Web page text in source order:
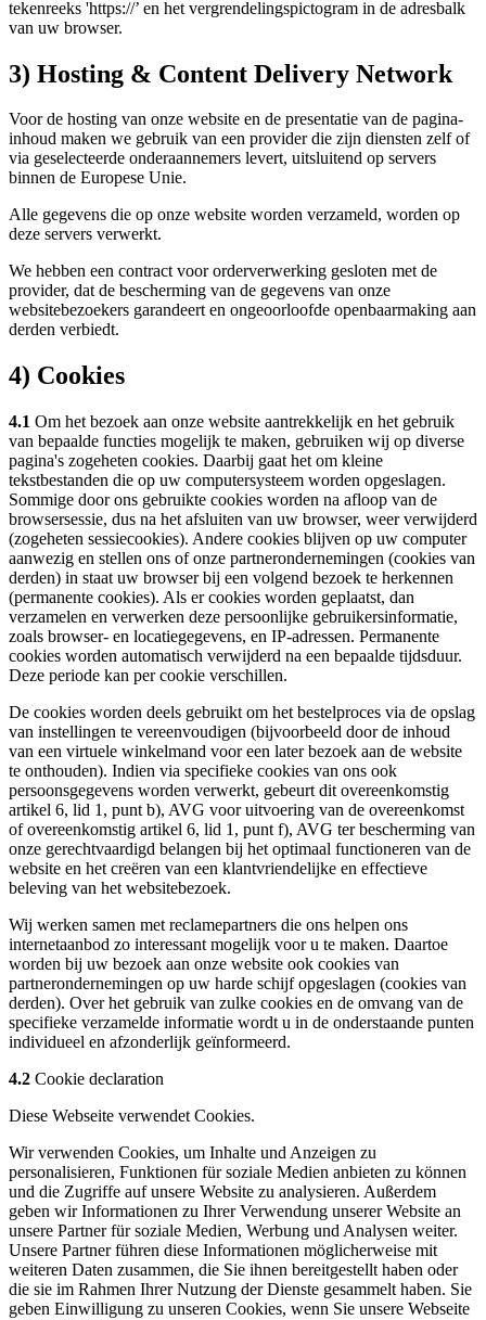
tekenreeks 'https://’ en het vergrendelingspictogram in de adresbalk
van uw browser.
3) Hosting & Content Delivery Network
Voor de hosting van onze website en de presentatie van de pagina-
inhoud maken we gebruik van een provider die zijn diensten zelf of
via geselecteerde onderaannemers levert, uitsluitend op servers
binnen de Europese Unie.
Alle gegevens die op onze website worden verzameld, worden op
deze servers verwerkt.
We hebben een contract voor orderverwerking gesloten met de
provider, dat de bescherming van de gegevens van onze
websitebezoekers garandeert en ongeoorloofde openbaarmaking aan
derden verbiedt.
4) Cookies
4.1 Om het bezoek aan onze website aantrekkelijk en het gebruik
van bepaalde functies mogelijk te maken, gebruiken wij op diverse
pagina's zogeheten cookies. Daarbij gaat het om kleine
tekstbestanden die op uw computersysteem worden opgeslagen.
Sommige door ons gebruikte cookies worden na afloop van de
browsersessie, dus na het afsluiten van uw browser, weer verwijderd
(zogeheten sessiecookies). Andere cookies blijven op uw computer
aanwezig en stellen ons of onze partnerondernemingen (cookies van
derden) in staat uw browser bij een volgend bezoek te herkennen
(permanente cookies). Als er cookies worden geplaatst, dan
verzamelen en verwerken deze persoonlijke gebruikersinformatie,
zoals browser- en locatiegegevens, en IP-adressen. Permanente
cookies worden automatisch verwijderd na een bepaalde tijdsduur.
Deze periode kan per cookie verschillen.
De cookies worden deels gebruikt om het bestelproces via de opslag
van instellingen te vereenvoudigen (bijvoorbeeld door de inhoud
van een virtuele winkelmand voor een later bezoek aan de website
te onthouden). Indien via specifieke cookies van ons ook
persoonsgegevens worden verwerkt, gebeurt dit overeenkomstig
artikel 6, lid 1, punt b), AVG voor uitvoering van de overeenkomst
of overeenkomstig artikel 6, lid 1, punt f), AVG ter bescherming van
onze gerechtvaardigd belangen bij het optimaal functioneren van de
website en het creëren van een klantvriendelijke en effectieve
beleving van het websitebezoek.
Wij werken samen met reclamepartners die ons helpen ons
internetaanbod zo interessant mogelijk voor u te maken. Daartoe
worden bij uw bezoek aan onze website ook cookies van
partnerondernemingen op uw harde schijf opgeslagen (cookies van
derden). Over het gebruik van zulke cookies en de omvang van de
specifieke verzamelde informatie wordt u in de onderstaande punten
individueel en afzonderlijk geïnformeerd.
4.2 Cookie declaration
Diese Webseite verwendet Cookies.
Wir verwenden Cookies, um Inhalte und Anzeigen zu
personalisieren, Funktionen für soziale Medien anbieten zu können
und die Zugriffe auf unsere Website zu analysieren. Außerdem
geben wir Informationen zu Ihrer Verwendung unserer Website an
unsere Partner für soziale Medien, Werbung und Analysen weiter.
Unsere Partner führen diese Informationen möglicherweise mit
weiteren Daten zusammen, die Sie ihnen bereitgestellt haben oder
die sie im Rahmen Ihrer Nutzung der Dienste gesammelt haben. Sie
geben Einwilligung zu unseren Cookies, wenn Sie unsere Webseite